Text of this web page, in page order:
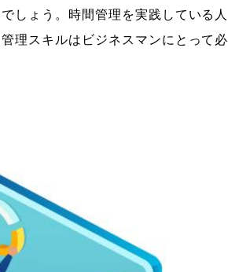
しょう。時間管理を実践している人
理スキルはビジネスマンにとって必